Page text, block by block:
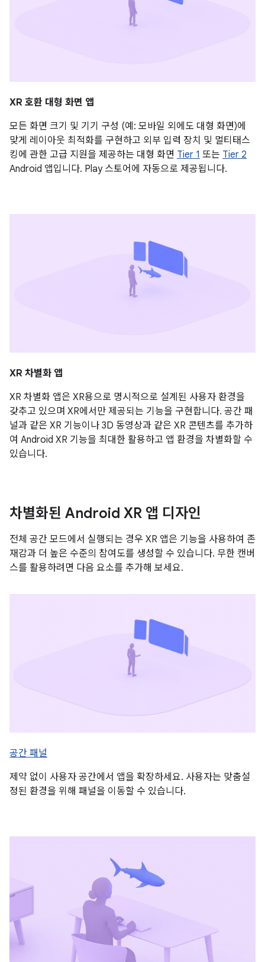
XR 호환 대형 화면 앱
모든 화면 크기 및 기기 구성 (예: 모바일 외에도 대형 화면)에
맞게 레이아웃 최적화를 구현하고 외부 입력 장치 및 멀티태스
킹에 관한 고급 지원을 제공하는 대형 화면 Tier 1 또는 Tier 2
Android 앱입니다. Play 스토어에 자동으로 제공됩니다.
XR 차별화 앱
XR 차별화 앱은 XR용으로 명시적으로 설계된 사용자 환경을
갖추고 있으며 XR에서만 제공되는 기능을 구현합니다. 공간 패
널과 같은 XR 기능이나 3D 동영상과 같은 XR 콘텐츠를 추가하
여 Android XR 기능을 최대한 활용하고 앱 환경을 차별화할 수
있습니다.
차별화된 Android XR 앱 디자인
전체 공간 모드에서 실행되는 경우 XR 앱은 기능을 사용하여 존
재감과 더 높은 수준의 참여도를 생성할 수 있습니다. 무한 캔버
스를 활용하려면 다음 요소를 추가해 보세요.
공간 패널
제약 없이 사용자 공간에서 앱을 확장하세요. 사용자는 맞춤설
정된 환경을 위해 패널을 이동할 수 있습니다.